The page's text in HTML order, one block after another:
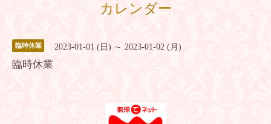
カレンダー
臨時休業 2023-01-01 (日) ～ 2023-01-02 (月)
臨時休業